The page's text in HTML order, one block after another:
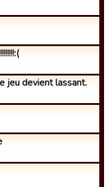
jeu devient lassant.